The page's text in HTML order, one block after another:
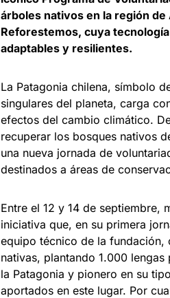
árboles nativos en la región
Reforestemos, cuya
adaptables y resilientes.
La Patagonia chilena, símbolo
singulares del planeta, carga
efectos del cambio climático.
recuperar los bosques nativos
una nueva jornada de
destinados a áreas de
Entre el 12 y 14 de septiembre,
iniciativa que, en su primera
equipo técnico de la fundación,
nativas, plantando 1.000
la Patagonia y pionero en su
aportados en este lugar. Por